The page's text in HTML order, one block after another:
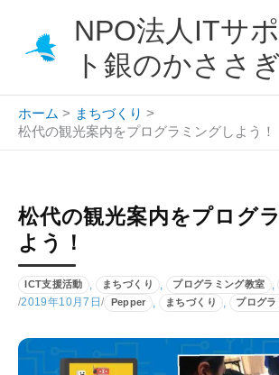
キ
NPO法人ITサ
ト銀のかささぎ
ホーム
まちづくり
松代の観光案内をプログラミングしよう！
松代の観光案内をプログ
よう！
ICT支援活動 まちづくり プログラミング教室
/2019年10月7日 / Pepper まちづくり プログ